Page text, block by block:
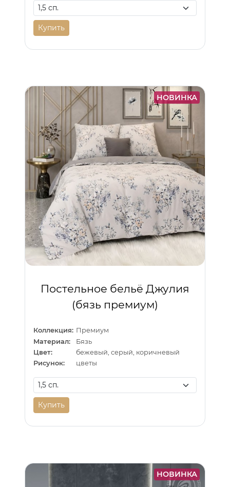
Купить
НОВИНКА
Постельное бельё Джулия
(бязь премиум)
Коллекция: Премиум
Материал:
Бязь
Цвет:
бежевый, серый, коричневый
Рисунок:
цветы
Купить
НОВИНКА